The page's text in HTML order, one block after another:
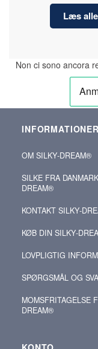
Læs
Non ci sono ancora
INFORMATIONER
OM SILKY‑DREAM®
SILKE FRA
DREAM®
KONTAKT
KØB DIN
LOVPLIGTIG
SPØRGSMÅL OG
MOMSFRITAGELSE
DREAM®